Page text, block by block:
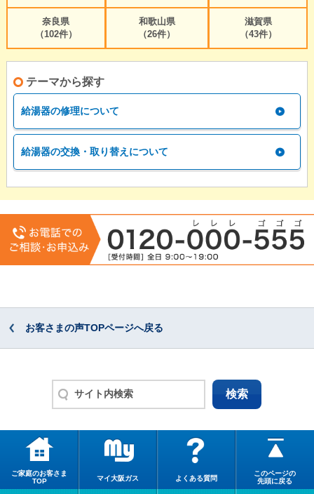
奈良県
（102件）
和歌山県
（26件）
滋賀県
（43件）
テーマから探す
給湯器の修理について
給湯器の交換・取り替えについて
お客さまの声TOPページへ戻る
ご家庭のお客さま
TOP
マイ大阪ガス よくある質問
このページの
先頭に戻る